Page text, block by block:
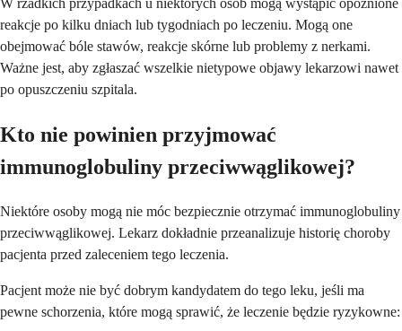
W rzadkich przypadkach u niektórych osób mogą wystąpić opóźnione
reakcje po kilku dniach lub tygodniach po leczeniu. Mogą one
obejmować bóle stawów, reakcje skórne lub problemy z nerkami.
Ważne jest, aby zgłaszać wszelkie nietypowe objawy lekarzowi nawet
po opuszczeniu szpitala.
Kto nie powinien przyjmować
immunoglobuliny przeciwwąglikowej?
Niektóre osoby mogą nie móc bezpiecznie otrzymać immunoglobuliny
przeciwwąglikowej. Lekarz dokładnie przeanalizuje historię choroby
pacjenta przed zaleceniem tego leczenia.
Pacjent może nie być dobrym kandydatem do tego leku, jeśli ma
pewne schorzenia, które mogą sprawić, że leczenie będzie ryzykowne: